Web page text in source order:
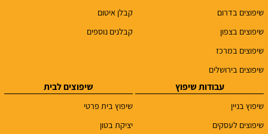
שיפוצים בדרום
שיפוצים בצפון
שיפוצים במרכז
שיפוצים בירושלים
קבלן איטום
קבלנים נוספים
עבודות שיפוץ
שיפוץ בניין
שיפוצים לעסקים
שיפוצים לבית
שיפוץ בית פרטי
יציקת בטון